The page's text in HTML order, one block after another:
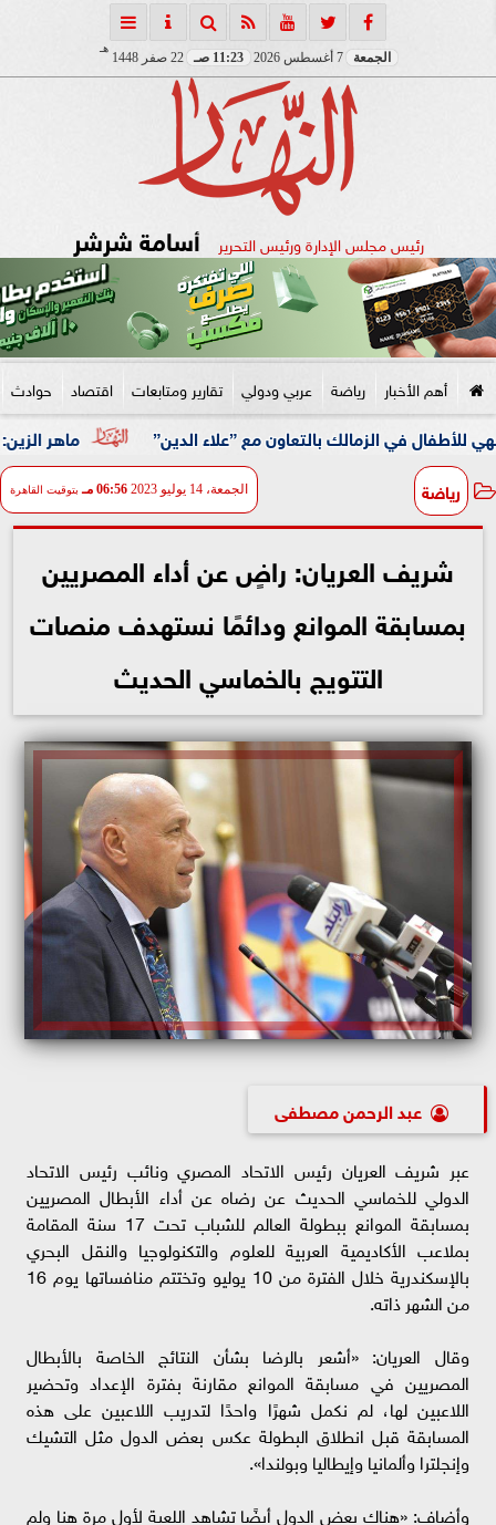
الجمعة 7 أغسطس 2026 11:23 صـ 22 صفر 1448
هـ
رئيس مجلس الإدارة ورئيس التحرير أسامة شرشر
أهم الأخبار رياضة عربي ودولي تقارير ومتابعات اقتصاد حوادث
ماهر الزين: 25 حافلة تُعيد 1250 سودانيًا ضمن الفوج الـ41.. والالتزام بوثائق السفر عزز انسيابية العودة الطوعية بالتعاون مع ”علاء الدين”
رياضة الجمعة، 14 يوليو 2023 06:56 مـ بتوقيت القاهرة
شريف العريان: راضٍ عن أداء المصريين
بمسابقة الموانع ودائمًا نستهدف منصات
التتويج بالخماسي الحديث
عبد الرحمن مصطفى
عبر شريف العريان رئيس الاتحاد المصري ونائب رئيس الاتحاد
الدولي للخماسي الحديث عن رضاه عن أداء الأبطال المصريين
بمسابقة الموانع ببطولة العالم للشباب تحت 17 سنة المقامة
بملاعب الأكاديمية العربية للعلوم والتكنولوجيا والنقل البحري
بالإسكندرية خلال الفترة من 10 يوليو وتختتم منافساتها يوم 16
من الشهر ذاته.
وقال العريان: «أشعر بالرضا بشأن النتائج الخاصة بالأبطال
المصريين في مسابقة الموانع مقارنة بفترة الإعداد وتحضير
اللاعبين لها، لم نكمل شهرًا واحدًا لتدريب اللاعبين على هذه
المسابقة قبل انطلاق البطولة عكس بعض الدول مثل التشيك
وإنجلترا وألمانيا وإيطاليا وبولندا».
وأضاف: «هناك بعض الدول أيضًا تشاهد اللعبة لأول مرة هنا ولم